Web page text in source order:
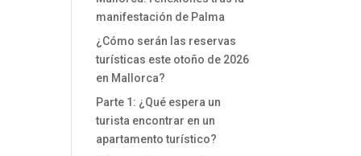
manifestación de Palma
¿Cómo serán las reservas
turísticas este otoño de 2026
en Mallorca?
Parte 1: ¿Qué espera un
turista encontrar en un
apartamento turístico?